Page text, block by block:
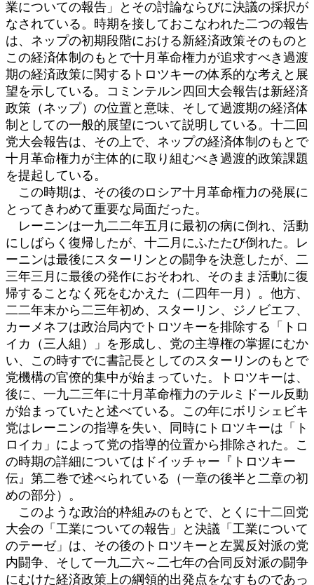
業についての報告」とその討論ならびに決議の採択が
なされている。時期を接しておこなわれた二つの報告
は、ネップの初期段階における新経済政策そのものと
この経済体制のもとで十月革命権力が追求すべき過渡
期の経済政策に関するトロツキーの体系的な考えと展
望を示している。コミンテルン四回大会報告は新経済
政策（ネップ）の位置と意味、そして過渡期の経済体
制としての一般的展望について説明している。十二回
党大会報告は、その上で、ネップの経済体制のもとで
十月革命権力が主体的に取り組むべき過渡的政策課題
を提起している。
この時期は、その後のロシア十月革命権力の発展に
とってきわめて重要な局面だった。
レーニンは一九二二年五月に最初の病に倒れ、活動
にしばらく復帰したが、十二月にふたたび倒れた。レ
ーニンは最後にスターリンとの闘争を決意したが、二
三年三月に最後の発作におそわれ、そのまま活動に復
帰することなく死をむかえた（二四年一月）。他方、
二二年末から二三年初め、スターリン、ジノビエフ、
カーメネフは政治局内でトロツキーを排除する「トロ
イカ（三人組）」を形成し、党の主導権の掌握にむか
い、この時すでに書記長としてのスターリンのもとで
党機構の官僚的集中が始まっていた。トロツキーは、
後に、一九二三年に十月革命権力のテルミドール反動
が始まっていたと述べている。この年にボリシェビキ
党はレーニンの指導を失い、同時にトロツキーは「ト
ロイカ」によって党の指導的位置から排除された。こ
の時期の詳細についてはドイッチャー『トロツキー
伝』第二巻で述べられている（一章の後半と二章の初
めの部分）。
このような政治的枠組みのもとで、とくに十二回党
大会の「工業についての報告」と決議「工業について
のテーゼ」は、その後のトロツキーと左翼反対派の党
内闘争、そして一九二六～二七年の合同反対派の闘争
にむけた経済政策上の綱領的出発点をなすものであっ